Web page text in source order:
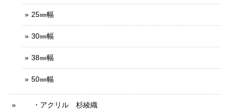
25㎜幅
30㎜幅
38㎜幅
50㎜幅
・アクリル 杉綾織